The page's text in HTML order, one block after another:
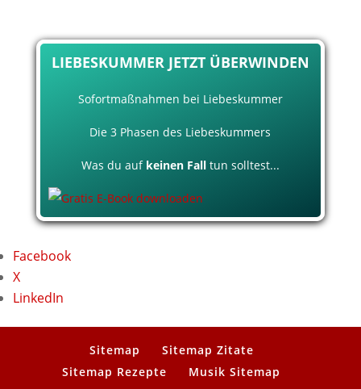
LIEBESKUMMER JETZT ÜBERWINDEN
Sofortmaßnahmen bei Liebeskummer
Die 3 Phasen des Liebeskummers
Was du auf keinen Falltun solltest...
Facebook
X
LinkedIn
Sitemap
Sitemap Zitate
Sitemap Rezepte
Musik Sitemap